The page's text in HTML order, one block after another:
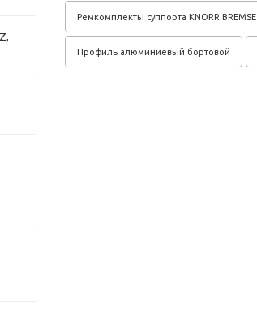
Ремкомплекты суппорта KNORR BREMSE
Профиль алюминиевый бортовой